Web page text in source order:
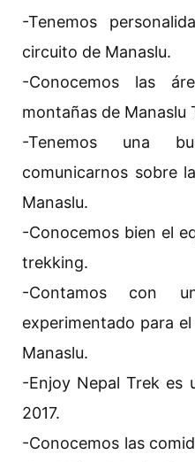
-Tenemos
circuito de Manaslu.
-Conocemos las
montañas de Manaslu
-Tenemos una
comunicarnos sobre
Manaslu.
-Conocemos bien el
trekking.
-Contamos con
experimentado para
Manaslu.
-Enjoy Nepal Trek es
2017.
-Conocemos las